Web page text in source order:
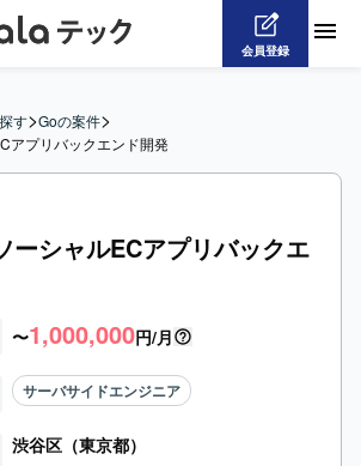
会員登録
す>Goの案件>
アプリバックエンド開発
ーシャルECアプリバックエ
〜1,000,000円/月
サーバサイドエンジニア
渋谷区（東京都）